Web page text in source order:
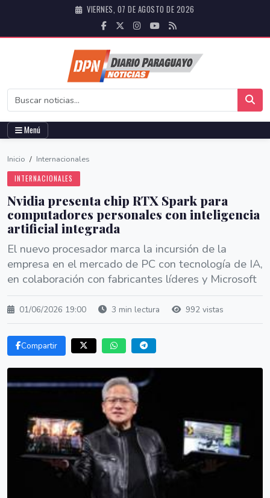
VIERNES, 07 DE AGOSTO DE 2026
Menú
Inicio / Internacionales
INTERNACIONALES
Nvidia presenta chip RTX Spark para
computadores personales con inteligencia
artificial integrada
El nuevo procesador marca la incursión de la
empresa en el mercado de PC con tecnología de IA,
en colaboración con fabricantes líderes y Microsoft
01/06/2026 19:00 3 min lectura 992 vistas
Compartir